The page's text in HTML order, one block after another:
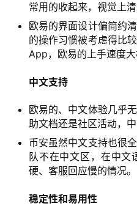
常用的收起来，视觉上清
欧易的界面设计偏简约
的操作习惯被考虑得比
App，欧易的上手速度大
中文支持
欧易的、中文体验几乎
助文档还是社区活动，中
币安虽然中文支持也很
队不在中文区，在中文
硬、客服回应慢的情况。
稳定性和易用性